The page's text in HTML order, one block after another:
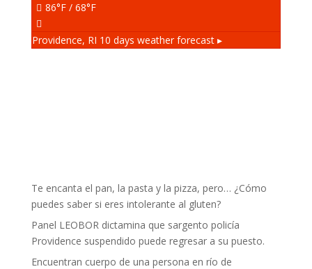
86°F / 68°F
Providence, RI 10 days weather forecast ▸
Te encanta el pan, la pasta y la pizza, pero… ¿Cómo
puedes saber si eres intolerante al gluten?
Panel LEOBOR dictamina que sargento policía
Providence suspendido puede regresar a su puesto.
Encuentran cuerpo de una persona en río de